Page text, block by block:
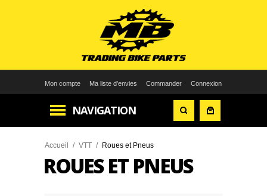
Mon compte Ma liste d'envies Commander Connexion
NAVIGATION
Accueil / VTT / Roues et Pneus
ROUES ET PNEUS